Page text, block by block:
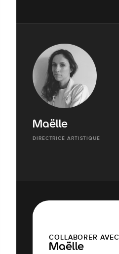
Maëlle
DIRECTRICE ARTISTIQUE
COLLABORER AVEC
Maëlle